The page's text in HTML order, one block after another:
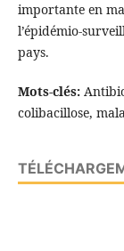
importante en
l’épidémio-
pays.
Mots-clés:
colibacillose,